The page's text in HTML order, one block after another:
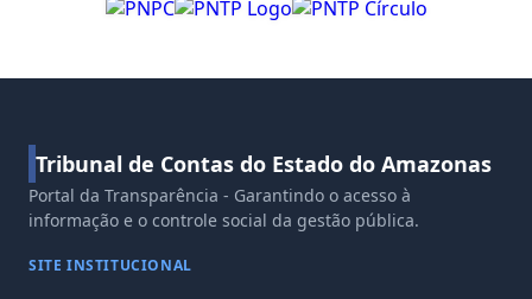
Tribunal de Contas do Estado do Amazonas
Portal da Transparência - Garantindo o acesso à
informação e o controle social da gestão pública.
SITE INSTITUCIONAL